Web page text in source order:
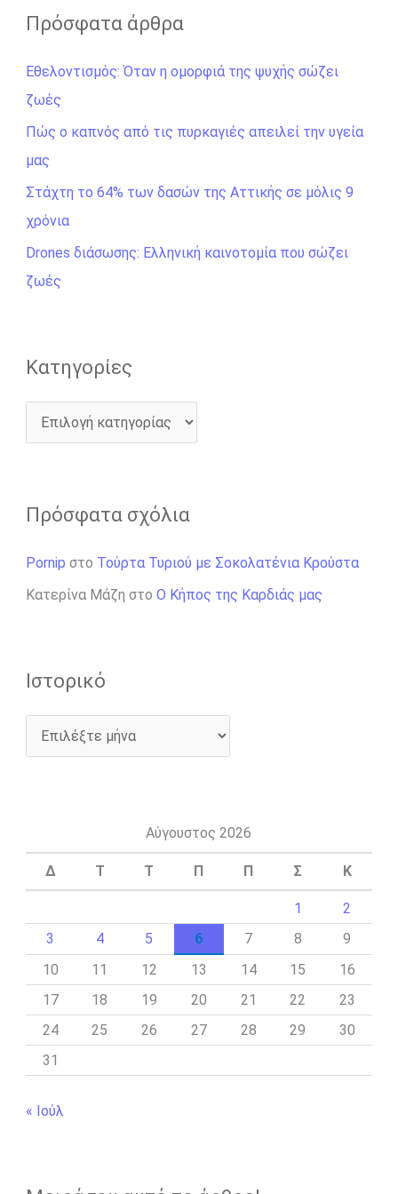
ζ
τ
η
σ
η
γ
ι
α
:
Πρόσφατα άρθρα
Εθελοντισμός: Όταν η ομορφιά της ψυχής σώζει
ζωές
Πώς ο καπνός από τις πυρκαγιές απειλεί την υγεία
μας
Στάχτη το 64% των δασών της Αττικής σε μόλις 9
χρόνια
Drones διάσωσης: Ελληνική καινοτομία που σώζει
ζωές
Kατηγορίες
Πρόσφατα σχόλια
Pornip στο Τούρτα Τυριού με Σοκολατένια Κρούστα
Κατερίνα Μάζη στο Ο Κήπος της Καρδιάς μας
Ιστορικό
Αύγουστος 2026
Δ Τ Τ Π Π Σ Κ
1
2
3
4 5 6 7 8
9
10
11 12 13 14 15
16
17
18 19 20 21 22
23
24
25 26 27 28 29
30
31
« Ιούλ